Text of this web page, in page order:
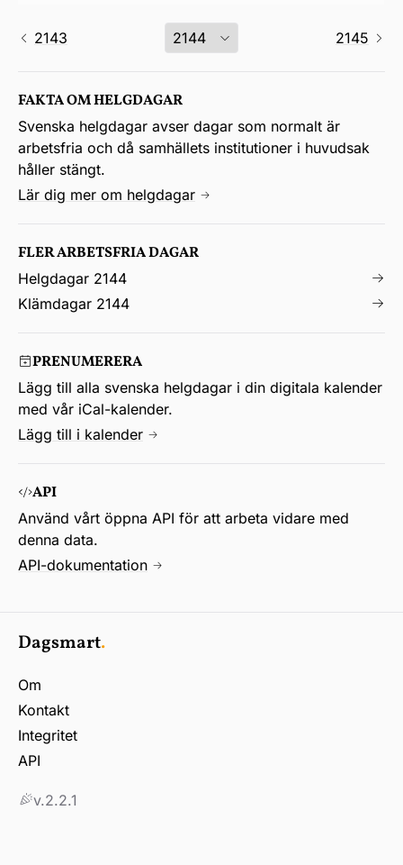
2143 2145
FAKTA OM HELGDAGAR
Svenska helgdagar avser dagar som normalt är
arbetsfria och då samhällets institutioner i huvudsak
håller stängt.
Lär dig mer om helgdagar
FLER ARBETSFRIA DAGAR
Helgdagar 2144
Klämdagar 2144
PRENUMERERA
Lägg till alla svenska helgdagar i din digitala kalender
med vår iCal-kalender.
Lägg till i kalender
API
Använd vårt öppna API för att arbeta vidare med
denna data.
API-dokumentation
Dagsmart.
Om
Kontakt
Integritet
API
v.2.2.1